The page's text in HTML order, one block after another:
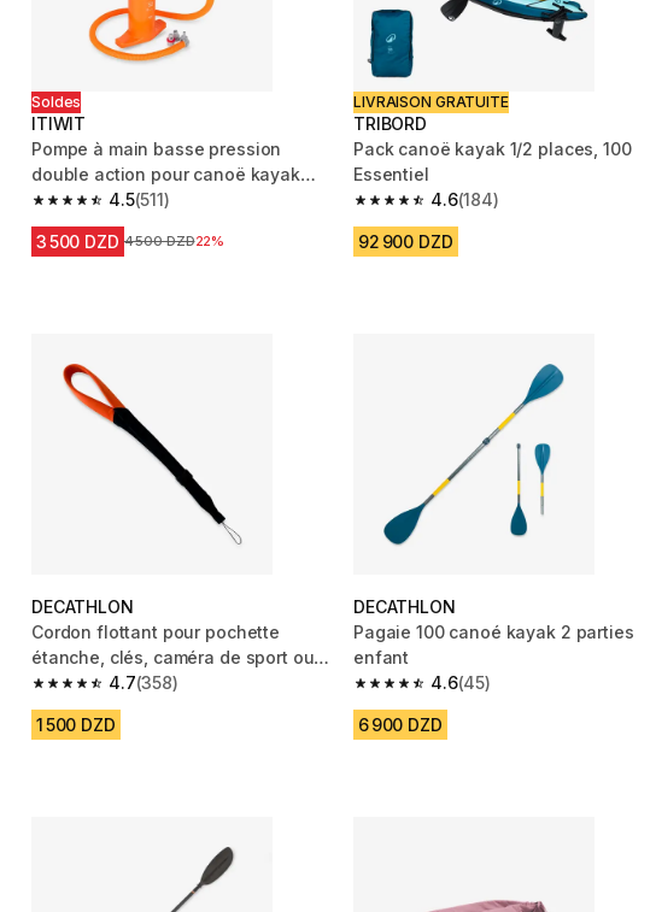
Soldes
ITIWIT
Pompe à main basse pression
double action pour canoë kayak
2x2,6l 1-8 psi
4.5
4.5 out of 5 stars from 511 reviews
(511)
3 500 DZD Prix avant la réduction
4 500 DZD22%
LIVRAISON GRATUITE
TRIBORD
Pack canoë kayak 1/2 places, 100
Essentiel
4.6
4.6 out of 5 stars from 184 reviews
(184)
92 900 DZD
DECATHLON
Cordon flottant pour pochette
étanche, clés, caméra de sport ou
téléphone .4.7
4.7 out of 5 stars from 358 reviews
(358)
1 500 DZD
DECATHLON
Pagaie 100 canoé kayak 2 parties
enfant
4.6
4.6 out of 5 stars from 45 reviews
(45)
6 900 DZD